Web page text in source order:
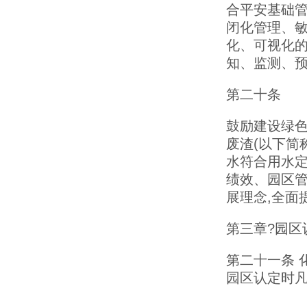
合平安基础
闭化管理、
化、可视化
知、监测、
第二十条
鼓励建设绿
废渣(以下简
水符合用水
绩效、园区
展理念,全面
第三章?园区
第二十一条
园区认定时